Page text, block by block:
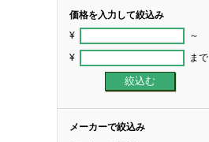
価格を入力して絞込み
¥ ～
¥ まで
メーカーで絞込み